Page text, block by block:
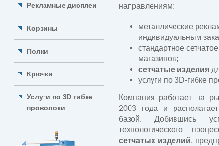
Рекламные дисплеи
Корзины
Полки
Крючки
Услуги по 3D гибке
проволоки
направлениям:
металлические
индивидуальным
стандартное
магазинов;
сетчатые изделия
услуги по 3D-гибке
Компания работает на
2003 года и
базой. Добившись
технологического
сетчатых изделий,